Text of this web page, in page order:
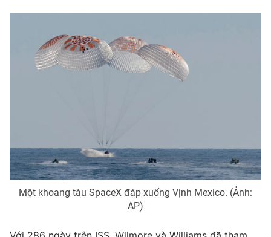
Một khoang tàu SpaceX đáp xuống Vịnh Mexico. (Ảnh:
AP)